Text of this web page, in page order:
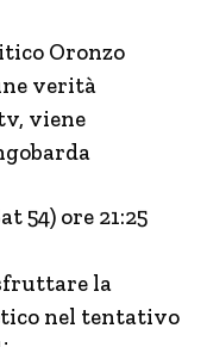
Oronzo
verità
viene
54) ore 21:25
la
nel tentativo